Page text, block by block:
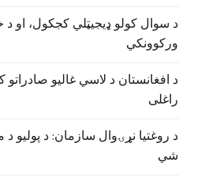
د سوال کولو ډیجیټلي کجکول، او
ورکوونکي
د افغانستان د لاسي غالیو صادراتو
راغلی
د روغتیا نړۍوال سازمان: د
شي